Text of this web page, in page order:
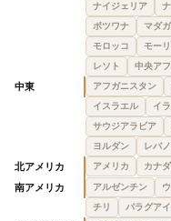
ナイジェリア
ボツワナ
マダ
モロッコ
モー
レソト
中央ア
中東 アフガニスタン
イスラエル
イ
サウジアラビア
ヨルダン
レバ
北アメリカ アメリカ カナダ
南アメリカ アルゼンチン
チリ
パラグアイ